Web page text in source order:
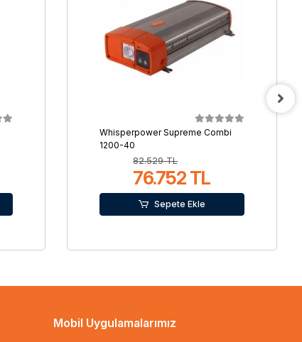
Whisperpower Supreme Combi
1200-40
82.529 TL
76.752 TL
Sepete Ekle
Mobil Uygulamalarımız